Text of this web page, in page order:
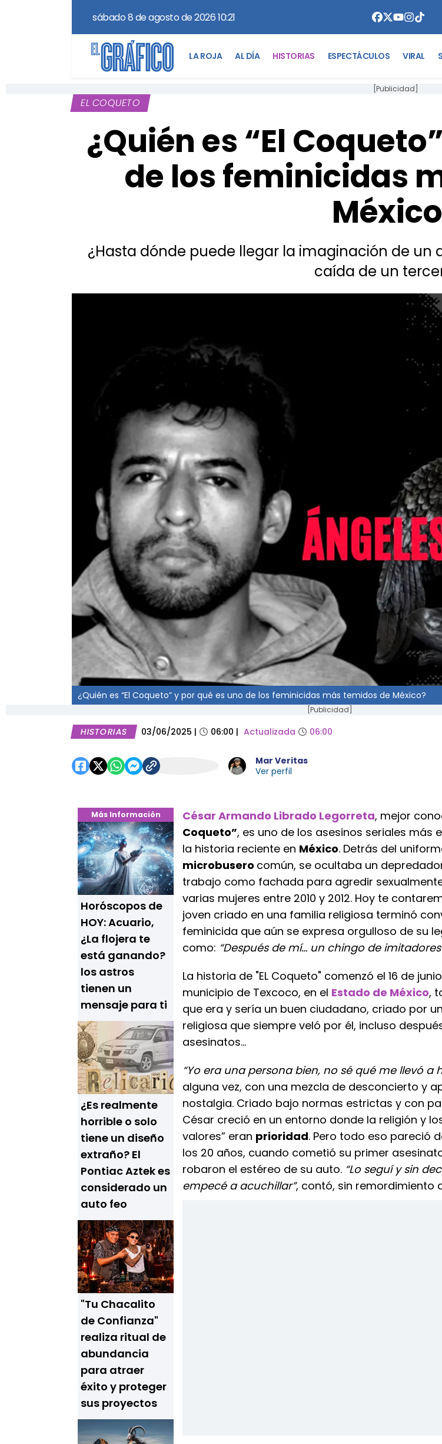
sábado 8 de agosto de 2026 10:21
LA ROJA AL DÍA HISTORIAS ESPECTÁCULOS VIRAL
[Publicidad]
EL COQUETO
¿Quién es “El
de los feminicidas
¿Hasta dónde puede llegar la imaginación de un
caída de un
¿Quién es “El Coqueto” y por qué es uno de los feminicidas más temidos de México?
[Publicidad]
HISTORIAS 03/06/2025 | 06:00 | Actualizada 06:00
Mar Veritas
Ver perfil
Más Información
Horóscopos de
HOY: Acuario,
¿La flojera te
está ganando?
los astros
tienen un
mensaje para ti
¿Es realmente
horrible o solo
tiene un diseño
extraño? El
Pontiac Aztek es
considerado un
auto feo
"Tu Chacalito
de Confianza"
realiza ritual de
abundancia
para atraer
éxito y proteger
sus proyectos
César Armando Librado Legorreta, mejor
Coqueto”, es uno de los asesinos seriales más
la historia reciente en México. Detrás del
microbusero común, se ocultaba un
trabajo como fachada para agredir
varias mujeres entre 2010 y 2012. Hoy te
joven criado en una familia religiosa terminó
feminicida que aún se expresa orgulloso de su
como: “Después de mí… un chingo de
La historia de "EL Coqueto" comenzó el 16 de
municipio de Texcoco, en el Estado de México,
que era y sería un buen ciudadano, criado por
religiosa que siempre veló por él, incluso
asesinatos...
“Yo era una persona bien, no sé qué me llevó a
alguna vez, con una mezcla de desconcierto y
nostalgia. Criado bajo normas estrictas y con
César creció en un entorno donde la religión y
valores” eran prioridad. Pero todo eso pareció
los 20 años, cuando cometió su primer
robaron el estéreo de su auto. “Lo seguí y sin
empecé a acuchillar”, contó, sin remordimiento